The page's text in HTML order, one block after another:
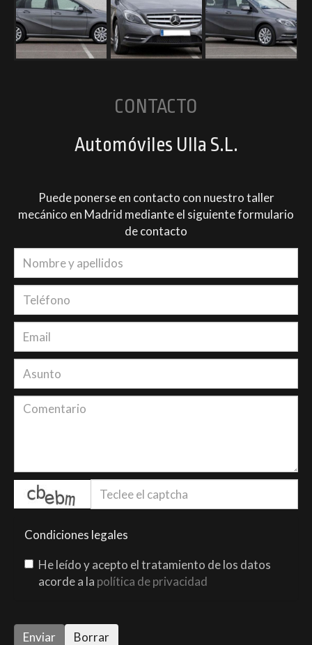
CONTACTO
Automóviles Ulla S.L.
Puede ponerse en contacto con nuestro taller
mecánico en Madrid mediante el siguiente formulario
de contacto
captcha
Condiciones legales
He leído y acepto el tratamiento de los datos
acorde a la política de privacidad
Enviar Borrar